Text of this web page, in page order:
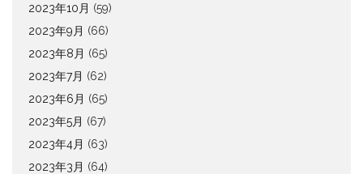
2023年10月 (59)
2023年9月 (66)
2023年8月 (65)
2023年7月 (62)
2023年6月 (65)
2023年5月 (67)
2023年4月 (63)
2023年3月 (64)